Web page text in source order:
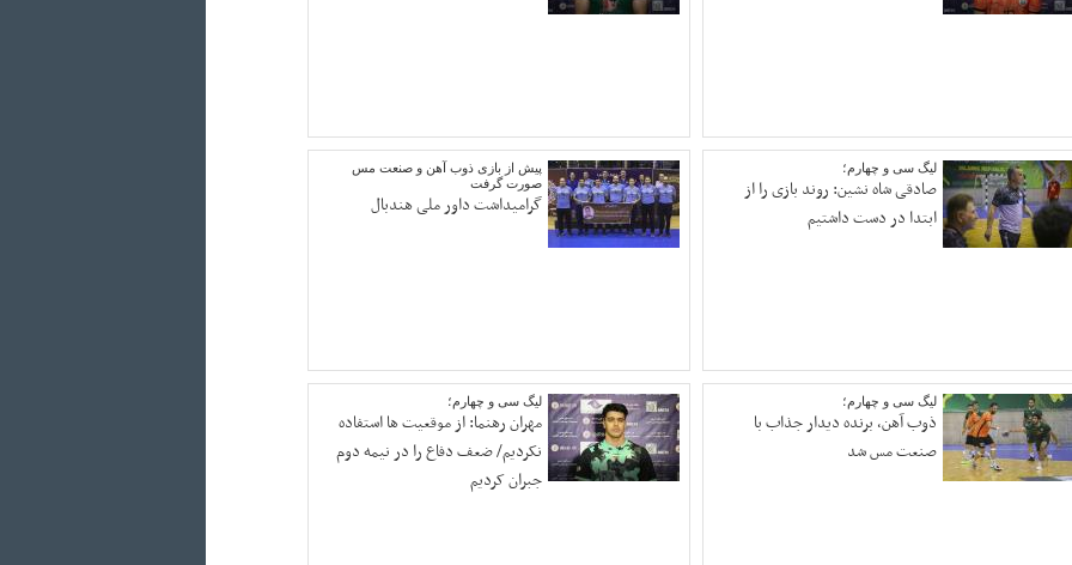
لیگ سی و چهارم؛
صادقی شاه نشین: روند بازی را از
ابتدا در دست داشتیم
پیش از بازی ذوب آهن و صنعت مس
صورت گرفت
گرامیداشت داور ملی هندبال
لیگ سی و چهارم؛
ذوب آهن، برنده دیدار جذاب با
صنعت مس شد
لیگ سی و چهارم؛
مهران رهنما: از موقعیت ها استفاده
نکردیم/ ضعف دفاع را در نیمه دوم
جبران کردیم